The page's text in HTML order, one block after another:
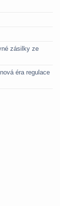
zásilky ze
éra regulace